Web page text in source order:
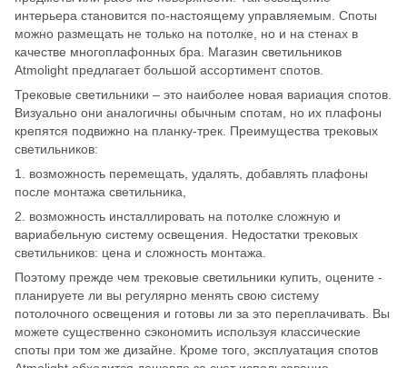
интерьера становится по-настоящему управляемым. Споты
можно размещать не только на потолке, но и на стенах в
качестве многоплафонных бра. Магазин светильников
Atmolight предлагает большой ассортимент спотов.
Трековые светильники – это наиболее новая вариация спотов.
Визуально они аналогичны обычным спотам, но их плафоны
крепятся подвижно на планку-трек. Преимущества трековых
светильников:
1. возможность перемещать, удалять, добавлять плафоны
после монтажа светильника,
2. возможность инсталлировать на потолке сложную и
вариабельную систему освещения. Недостатки трековых
светильников: цена и сложность монтажа.
Поэтому прежде чем трековые светильники купить, оцените -
планируете ли вы регулярно менять свою систему
потолочного освещения и готовы ли за это переплачивать. Вы
можете существенно сэкономить используя классические
споты при том же дизайне. Кроме того, эксплуатация спотов